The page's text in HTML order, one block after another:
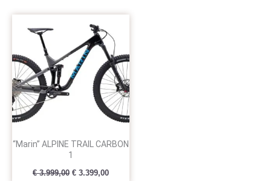
“Marin” ALPINE TRAIL CARBON
1
€3.999,00
was:
€ 3.999,00.
€ 3.399,00
is:
€ 3.399,00.